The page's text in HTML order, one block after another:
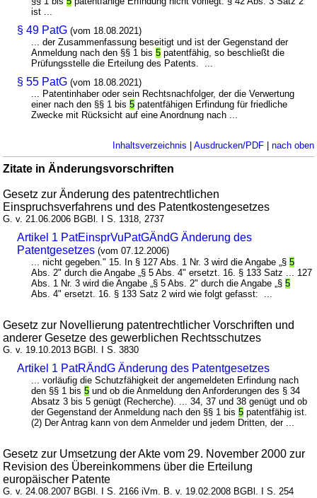
ist ...
§ 49 PatG (vom 18.08.2021)
... der Zusammenfassung beseitigt und ist der Gegenstand der
Anmeldung nach den §§ 1 bis5 patentfähig, so beschließt die
Prüfungsstelle die Erteilung des Patents. ...
§ 55 PatG (vom 18.08.2021)
... Patentinhaber oder sein Rechtsnachfolger, der die Verwertung
einer nach den §§ 1 bis5 patentfähigen Erfindung für friedliche
Zwecke mit Rücksicht auf eine Anordnung nach ...
Inhaltsverzeichnis Ausdrucken/PDF| nach oben
Zitate in Änderungsvorschriften
Gesetz zur Änderung des patentrechtlichen
Einspruchsverfahrens und des Patentkostengesetzes
G. v. 21.06.2006 BGBl. I S. 1318, 2737
Artikel 1 PatEinsprVuPatGÄndG Änderung des
Patentgesetzes (vom 07.12.2006)
... nicht gegeben." 15. In § 127 Abs. 1 Nr. 3 wird die Angabe „§5
Abs. 2" durch die Angabe „§ 5 Abs. 4" ersetzt. 16. § 133 Satz ... 127
Abs. 1 Nr. 3 wird die Angabe „§ 5 Abs. 2" durch die Angabe „§5
Abs. 4" ersetzt. 16. § 133 Satz 2 wird wie folgt gefasst: ...
Gesetz zur Novellierung patentrechtlicher Vorschriften und
anderer Gesetze des gewerblichen Rechtsschutzes
G. v. 19.10.2013 BGBl. I S. 3830
Artikel 1 PatRÄndG Änderung des Patentgesetzes
... vorläufig die Schutzfähigkeit der angemeldeten Erfindung nach
den §§ 1 bis5 und ob die Anmeldung den Anforderungen des § 34
Absatz 3 bis 5 genügt (Recherche). ... 34, 37 und 38 genügt und ob
der Gegenstand der Anmeldung nach den §§ 1 bis5 patentfähig ist.
(2) Der Antrag kann von dem Anmelder und jedem Dritten, der ...
Gesetz zur Umsetzung der Akte vom 29. November 2000 zur
Revision des Übereinkommens über die Erteilung
europäischer Patente
G. v. 24.08.2007 BGBl. I S. 2166 iVm. B. v. 19.02.2008 BGBl. I S. 254